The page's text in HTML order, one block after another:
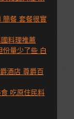
餐 套餐很實
料理推薦
量少了些 白
酒店 尊爵百
吃原住民料